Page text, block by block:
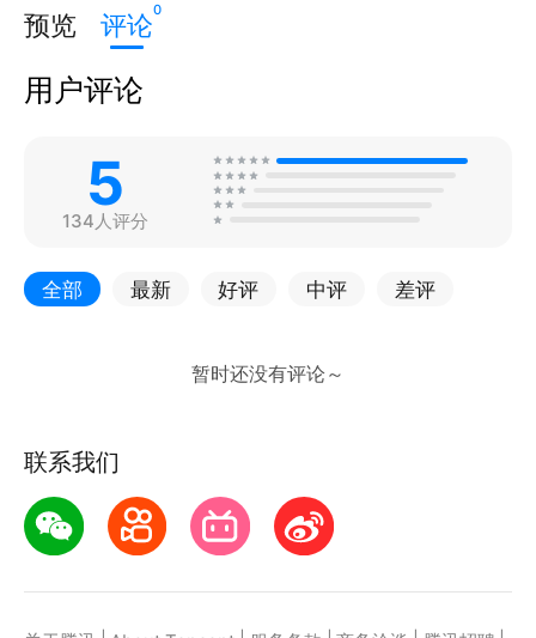
预览 评论0
用户评论
5
134人评分
全部 最新 好评 中评 差评
联系我们